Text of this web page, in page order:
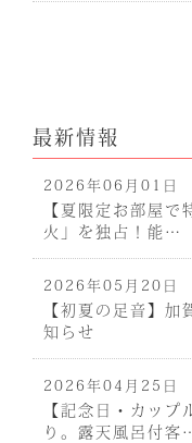
最新情報
2026年06月01日
【夏限定お部屋
火」を独占！能…
2026年05月20日
【初夏の足音】
知らせ
2026年04月25日
【記念日・カッ
り。露天風呂付客